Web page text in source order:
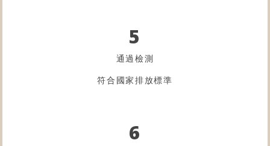
5
通過檢測
符合國家排放標準
6